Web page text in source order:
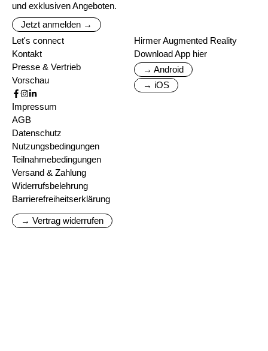
und exklusiven Angeboten.
Jetzt anmelden →
Let's connect
Kontakt
Presse & Vertrieb
Vorschau
Hirmer Augmented Reality
Download App hier
→ Android
→ iOS
Impressum
AGB
Datenschutz
Nutzungsbedingungen
Teilnahmebedingungen
Versand & Zahlung
Widerrufsbelehrung
Barrierefreiheitserklärung
→ Vertrag widerrufen